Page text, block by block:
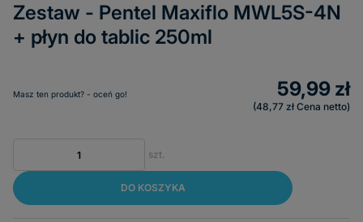
Zestaw - Pentel Maxiflo MWL5S-4N
+ płyn do tablic 250ml
Masz ten produkt? - oceń go! 59,99 zł
48,77 zł Cena netto
szt.
DO KOSZYKA